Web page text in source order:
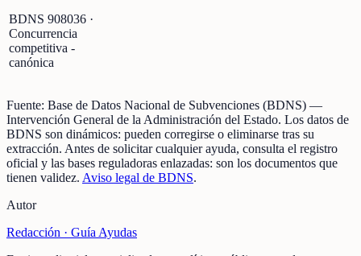
BDNS 908036 ·
Concurrencia
competitiva -
canónica
Fuente: Base de Datos Nacional de Subvenciones (BDNS) —
Intervención General de la Administración del Estado. Los datos de
BDNS son dinámicos: pueden corregirse o eliminarse tras su
extracción. Antes de solicitar cualquier ayuda, consulta el registro
oficial y las bases reguladoras enlazadas: son los documentos que
tienen validez. Aviso legal de BDNS.
Autor
Redacción · Guía Ayudas